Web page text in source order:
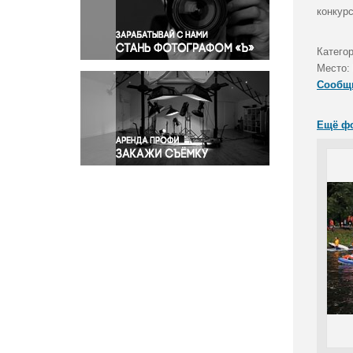
Правосудие
Происшествия и конфликты
Религия
Светская жизнь
Спорт
Экология
Экономика и бизнес
Место:
Ещё